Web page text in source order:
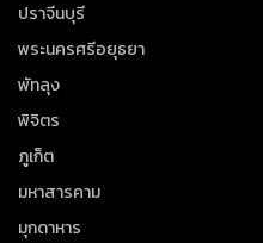
ปราจีนบุรี
พระนครศรีอยุธยา
พัทลุง
พิจิตร
ภูเก็ต
มหาสารคาม
มุกดาหาร